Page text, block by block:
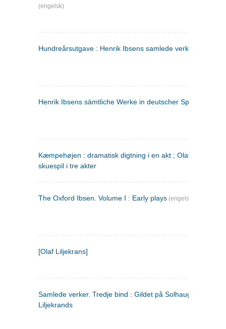
(engelsk)
Hundreårsutgave : Henrik Ibsens samlede verker. 3
Henrik Ibsens sämtliche Werke in deutscher Sprache. 2
Kæmpehøjen : dramatisk digtning i en akt ; Olaf Liljekrans :
skuespil i tre akter
The Oxford Ibsen. Volume I : Early plays (engelsk)
[Olaf Liljekrans]
Samlede verker. Tredje bind : Gildet på Solhaug ; Olaf
Liljekrands